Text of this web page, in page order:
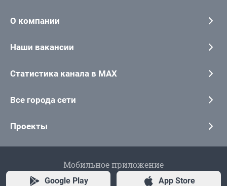
О компании
Наши вакансии
Статистика канала в MAX
Все города сети
Проекты
Мобильное приложение
Google Play App Store